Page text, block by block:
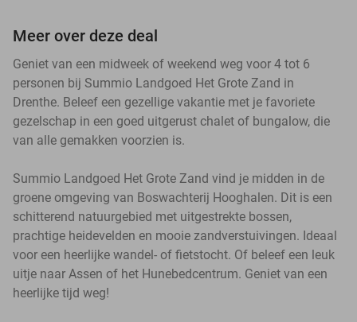
Meer over deze deal
Geniet van een midweek of weekend weg voor 4 tot 6
personen bij Summio Landgoed Het Grote Zand in
Drenthe. Beleef een gezellige vakantie met je favoriete
gezelschap in een goed uitgerust chalet of bungalow, die
van alle gemakken voorzien is.
Summio Landgoed Het Grote Zand vind je midden in de
groene omgeving van Boswachterij Hooghalen. Dit is een
schitterend natuurgebied met uitgestrekte bossen,
prachtige heidevelden en mooie zandverstuivingen. Ideaal
voor een heerlijke wandel- of fietstocht. Of beleef een leuk
uitje naar Assen of het Hunebedcentrum. Geniet van een
heerlijke tijd weg!